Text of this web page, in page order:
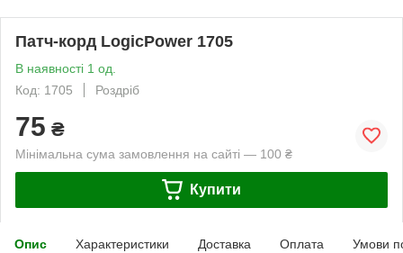
Патч-корд LogicPower 1705
В наявності 1 од.
Код: 1705
Роздріб
75 ₴
Мінімальна сума замовлення на сайті — 100 ₴
Купити
Опис Характеристики Доставка Оплата Умови